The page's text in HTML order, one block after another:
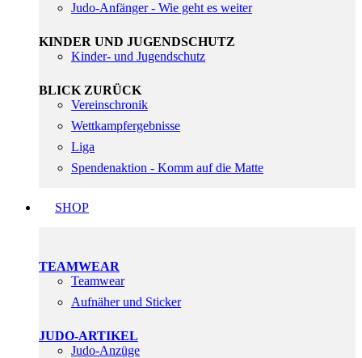
Judo-Anfänger - Wie geht es weiter
KINDER UND JUGENDSCHUTZ
Kinder- und Jugendschutz
BLICK ZURÜCK
Vereinschronik
Wettkampfergebnisse
Liga
Spendenaktion - Komm auf die Matte
SHOP
TEAMWEAR
Teamwear
Aufnäher und Sticker
JUDO-ARTIKEL
Judo-Anzüge